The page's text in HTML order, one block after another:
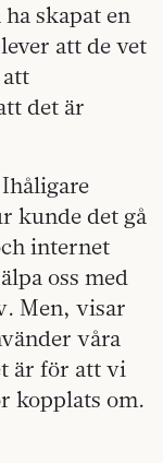
skapat en
att de vet
det är
kunde det gå
internet
oss med
Men, visar
våra
är för att vi
kopplats om.